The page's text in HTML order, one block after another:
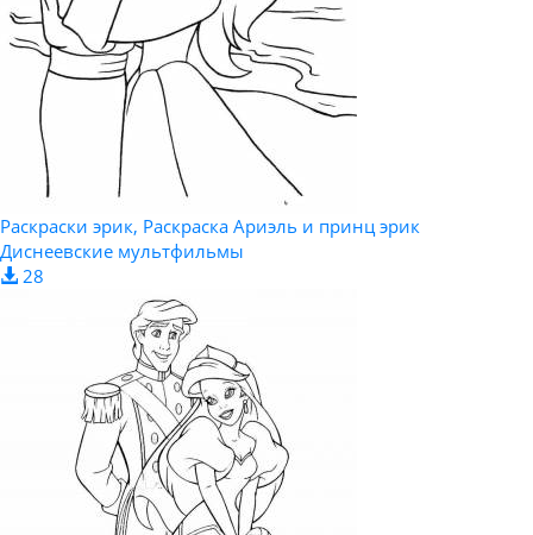
Раскраски эрик, Раскраска Ариэль и принц эрик
Диснеевские мультфильмы
28